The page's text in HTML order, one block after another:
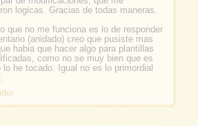
logicas. Gracias de todas maneras.
que no me funciona es lo de responder
(anidado) creo que pusiste mas
habia que hacer algo para plantillas
como no se muy bien que es
lo he tocado. Igual no es lo primordial